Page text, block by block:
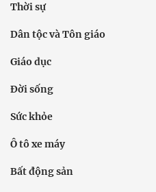
Thời sự
Dân tộc và Tôn giáo
Giáo dục
Đời sống
Sức khỏe
Ô tô xe máy
Bất động sản